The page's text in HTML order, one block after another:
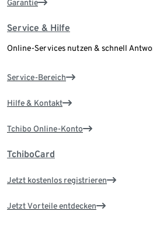
Garantie
Service & Hilfe
Online-Services nutzen & schnell
Service-Bereich
Hilfe & Kontakt
Tchibo Online-Konto
TchiboCard
Jetzt kostenlos registrieren
Jetzt Vorteile entdecken